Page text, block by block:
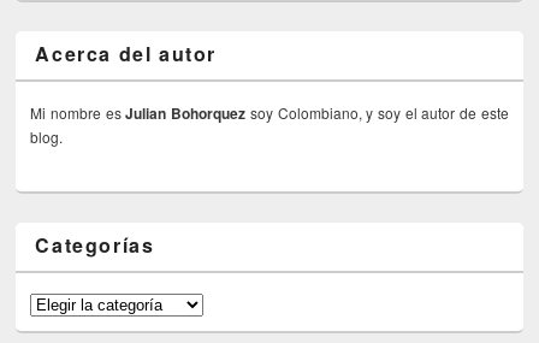
Acerca del autor
Mi nombre esJulian Bohorquez soy Colombiano, y soy el autor de este
blog.
Categorías
Categorías